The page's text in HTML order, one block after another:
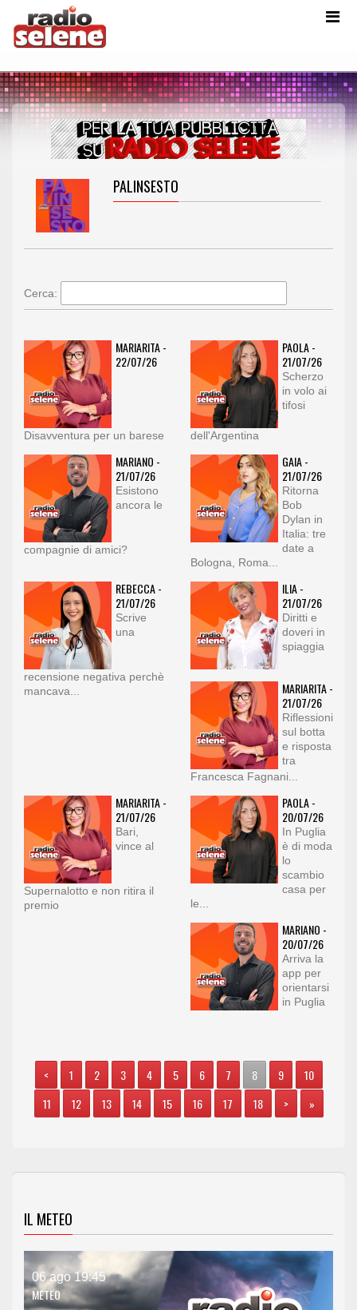
PALINSESTO
Cerca:
MARIARITA -
22/07/26
Disavventura per un barese
PAOLA -
21/07/26
Scherzo
in volo ai
tifosi
dell'Argentina
MARIANO -
21/07/26
Esistono
ancora le
compagnie di amici?
GAIA -
21/07/26
Ritorna
Bob
Dylan in
Italia: tre
date a
Bologna, Roma...
REBECCA -
21/07/26
Scrive
una
recensione negativa perchè
mancava...
ILIA -
21/07/26
Diritti e
doveri in
spiaggia
MARIARITA -
21/07/26
Riflessioni
sul botta
e risposta
tra
Francesca Fagnani...
MARIARITA -
21/07/26
Bari,
vince al
Supernalotto e non ritira il
premio
PAOLA -
20/07/26
In Puglia
è di moda
lo
scambio
casa per
le...
MARIANO -
20/07/26
Arriva la
app per
orientarsi
in Puglia
< 1 2 3 4 5 6 7 8 9
10
11
12 13 14 15 16 17 18 > »
IL METEO
06 ago 19:45
METEO